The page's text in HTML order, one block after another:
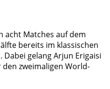
acht Matches auf dem
bereits im klassischen
gelang Arjun Erigaisi
zweimaligen World-